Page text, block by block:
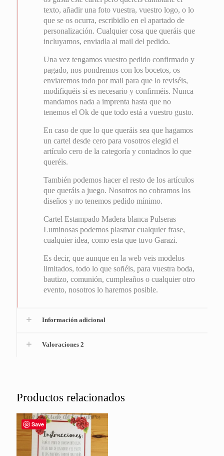
texto, añadir una foto vuestra, vuestro logo, o lo
que se os ocurra, escribidlo en el apartado de
personalización. Cualquier cosa que queráis que
incluyamos, enviadla al mail del pedido.
Una vez tengamos vuestro pedido confirmado y
pagado, nos pondremos con los bocetos, os
enviaremos todo por mail para que lo reviséis,
modifiquéis sí es necesario y confirméis. Nunca
mandamos nada a imprenta hasta que no
tenemos el Ok de que todo está a vuestro gusto.
En caso de que lo que queráis sea que hagamos
un cartel desde cero para vosotros elegid el
artículo cero de la categoría y contadnos lo que
queréis.
También podemos hacer el resto de los artículos
que queráis a juego. Nosotros no cobramos los
diseños y no tenemos pedido mínimo.
Cartel Estampado Madera blanca Pulseras
Luminosas podemos plasmar cualquier frase,
cualquier idea, como esta que tuvo Garazi.
Es decir, que aunque en la web veis modelos
limitados, todo lo que soñéis, para vuestra boda,
bautizo, comunión, cumpleaños o cualquier otro
evento, nosotros lo haremos posible.
Información adicional
Valoraciones 2
Productos relacionados
Save